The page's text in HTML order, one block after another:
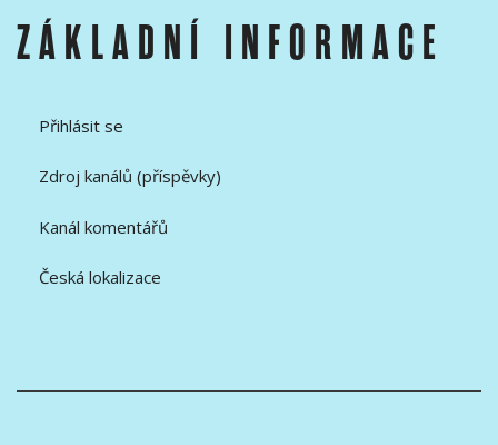
ZÁKLADNÍ INFORMACE
Přihlásit se
Zdroj kanálů (příspěvky)
Kanál komentářů
Česká lokalizace